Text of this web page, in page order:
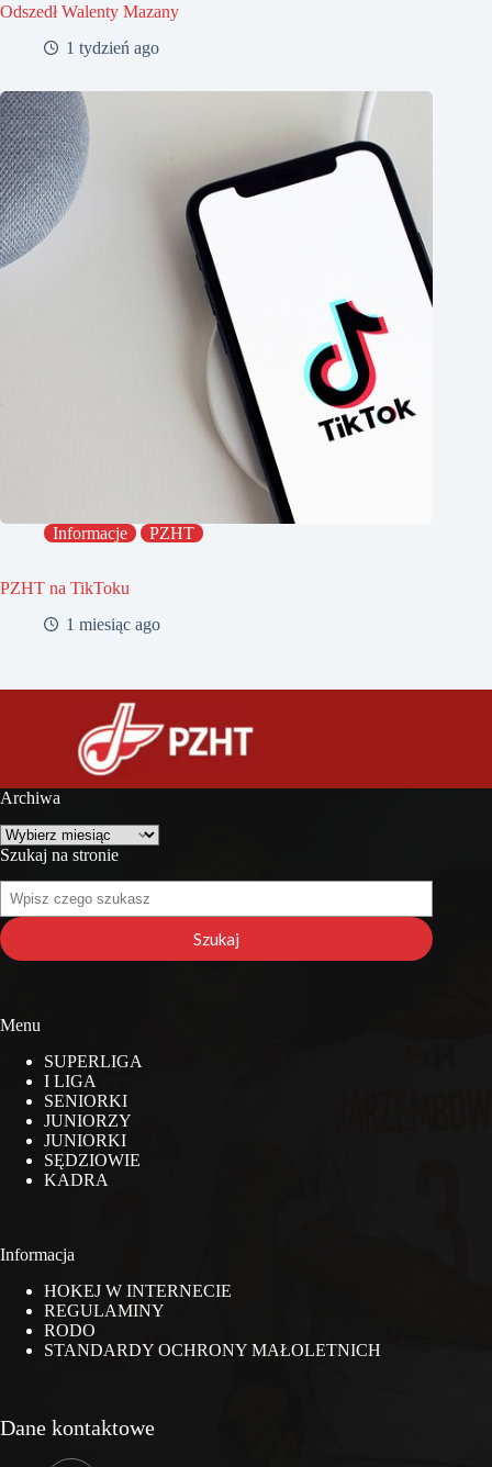
Odszedł Walenty Mazany
1 tydzień ago
Informacje PZHT
PZHT na TikToku
1 miesiąc ago
Archiwa
Archiwa
Szukaj na stronie
Szukaj
na
stronie
Szukaj
Menu
SUPERLIGA
I LIGA
SENIORKI
JUNIORZY
JUNIORKI
SĘDZIOWIE
KADRA
Informacja
HOKEJ W INTERNECIE
REGULAMINY
RODO
STANDARDY OCHRONY MAŁOLETNICH
Dane kontaktowe